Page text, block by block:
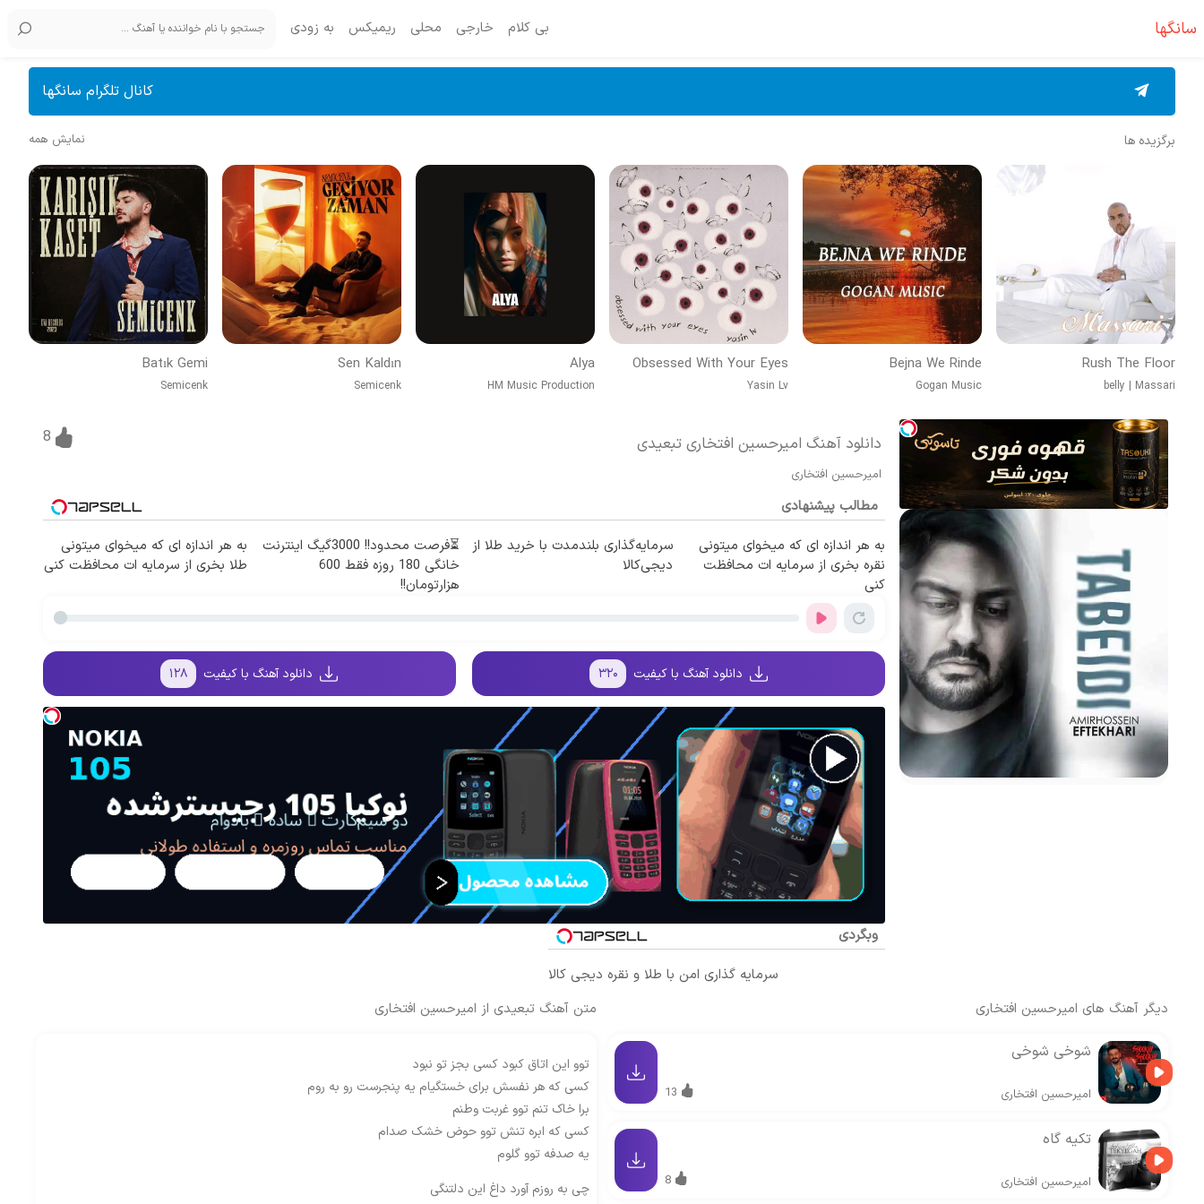
سانگها بی کلام خارجی محلی ریمیکس به زودی
کانال تلگرام سانگها
برگزیده ها نمایش همه
Rush The Floor
belly | Massari
Bejna We Rinde
Gogan Music
Obsessed With Your Eyes
Yasin Lv
Alya
HM Music Production
Sen Kaldın
Semicenk
Batık Gemi
Semicenk
دانلود آهنگ امیرحسین افتخاری تبعیدی
امیرحسین افتخاری
8
مطالب پیشنهادی
به هر اندازه ای که میخوای میتونی
نقره بخری از سرمایه ات محافظت
کنی
سرمایه‌گذاری بلندمدت با خرید طلا از
دیجی‌کالا
⏳فرصت محدود!! 3000گیگ اینترنت
خانگی 180 روزه فقط 600
هزارتومان!!
به هر اندازه ای که میخوای میتونی
طلا بخری از سرمایه ات محافظت کنی
دانلود آهنگ با کیفیت ۳۲۰ دانلود آهنگ با کیفیت ۱۲۸
وبگردی
سرمایه گذاری امن با طلا و نقره دیجی کالا
متن آهنگ تبعیدی از امیرحسین افتخاری
توو این اتاق کبود کسی بجز تو نبود
کسی که هر نفسش برای خستگیام یه پنجرست رو به روم
برا خاک تنم توو غربت وطنم
کسی که ابره تنش توو حوض خشک صدام
یه صدفه توو گلوم
چی به روزم آورد داغ این دلتنگی
دیگر آهنگ های امیرحسین افتخاری
شوخی شوخی
امیرحسین افتخاری 13
تکیه گاه
امیرحسین افتخاری 8